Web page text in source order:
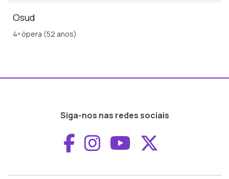
Osud
4ª ópera (52 anos)
Siga-nos nas redes sociais
Aceder ao
Aceder ao
Aceder ao